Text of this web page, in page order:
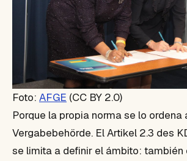
Foto: AFGE (CC BY 2.0)
Porque la propia norma se lo ordena
Vergabebehörde. El Artikel 2.3 des
se limita a definir el ámbito: